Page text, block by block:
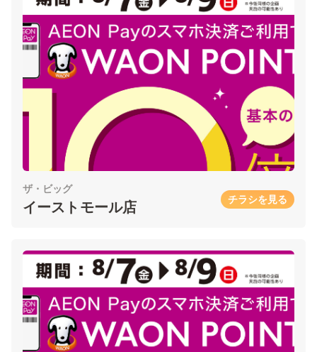
ザ・ビッグ
イーストモール店 チラシを見る